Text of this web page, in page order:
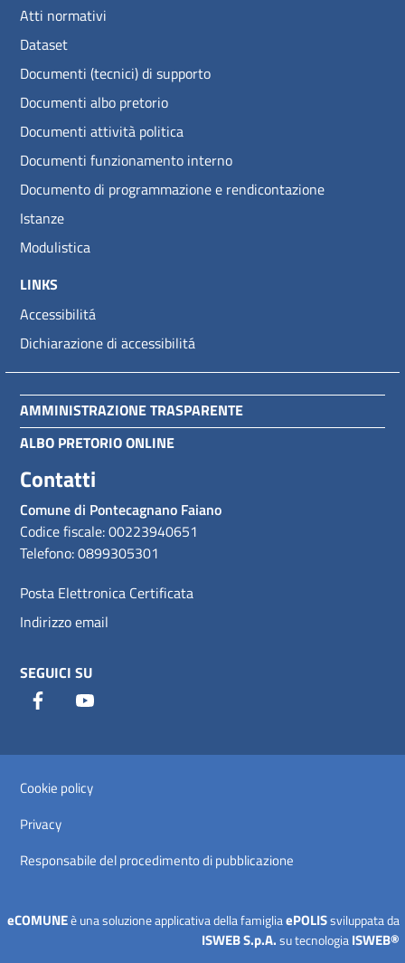
Atti normativi
Dataset
Documenti (tecnici) di supporto
Documenti albo pretorio
Documenti attività politica
Documenti funzionamento interno
Documento di programmazione e rendicontazione
Istanze
Modulistica
LINKS
Accessibilitá
Dichiarazione di accessibilitá
AMMINISTRAZIONE TRASPARENTE
ALBO PRETORIO ONLINE
Contatti
Comune di Pontecagnano Faiano
Codice fiscale: 00223940651
Telefono: 0899305301
Posta Elettronica Certificata
Indirizzo email
SEGUICI SU
Facebook
Cookie policy
Privacy
Responsabile del procedimento di pubblicazione
eCOMUNEè una soluzione applicativa della famigliaePOLISsviluppata da
ISWEB S.p.A. su tecnologia ISWEB®